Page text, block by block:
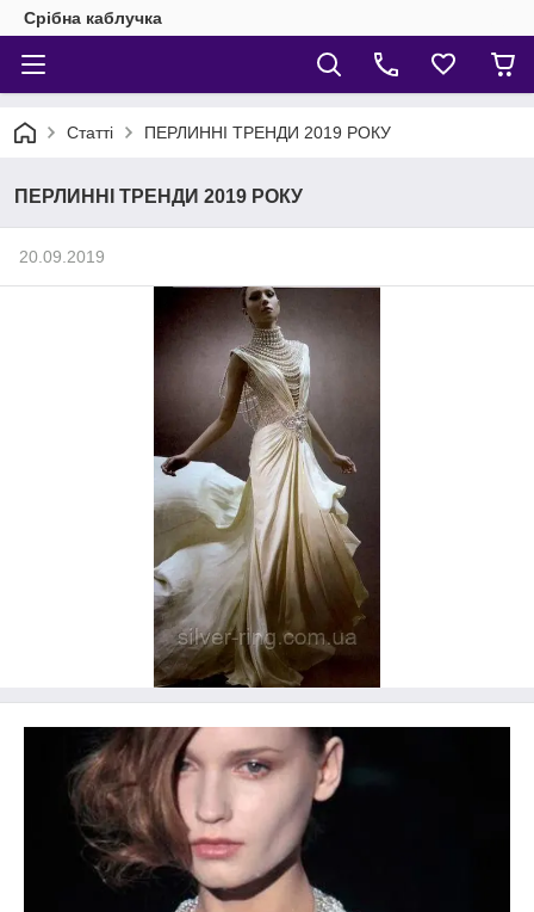
Срібна каблучка
Статті ПЕРЛИННІ ТРЕНДИ 2019 РОКУ
ПЕРЛИННІ ТРЕНДИ 2019 РОКУ
20.09.2019